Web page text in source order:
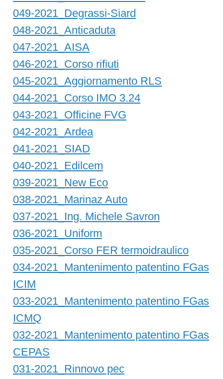
049-2021_Degrassi-Siard
048-2021_Anticaduta
047-2021_AISA
046-2021_Corso rifiuti
045-2021_Aggiornamento RLS
044-2021_Corso IMO 3.24
043-2021_Officine FVG
042-2021_Ardea
041-2021_SIAD
040-2021_Edilcem
039-2021_New Eco
038-2021_Marinaz Auto
037-2021_Ing. Michele Savron
036-2021_Uniform
035-2021_Corso FER termoidraulico
034-2021_Mantenimento patentino FGas
ICIM
033-2021_Mantenimento patentino FGas
ICMQ
032-2021_Mantenimento patentino FGas
CEPAS
031-2021_Rinnovo pec